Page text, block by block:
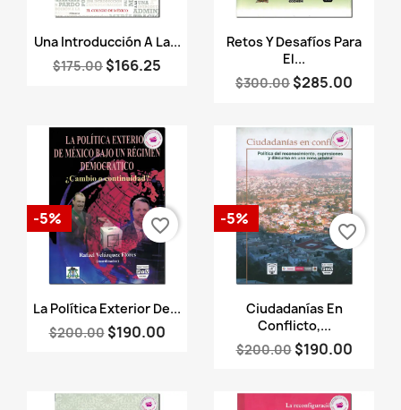
Vista rápida
Una Introducción A La...
$175.00 $166.25
Vista rápida
Retos Y Desafíos Para
El...
$300.00 $285.00
Vista rápida
La Política Exterior De...
$200.00 $190.00
-5% favorite_border
Vista rápida
Ciudadanías En
Conflicto,...
$200.00 $190.00
-5%
favorite_border